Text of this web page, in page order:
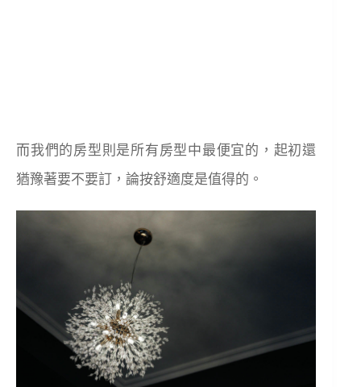
而我們的房型則是所有房型中最便宜的，起初還
猶豫著要不要訂，論按舒適度是值得的。